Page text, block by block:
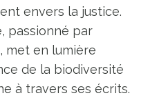
envers la justice.
passionné par
met en lumière
de la biodiversité
à travers ses écrits.